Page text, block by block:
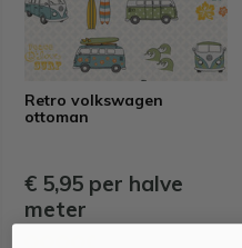
Retro volkswagen
ottoman
€ 5,95 per halve
meter